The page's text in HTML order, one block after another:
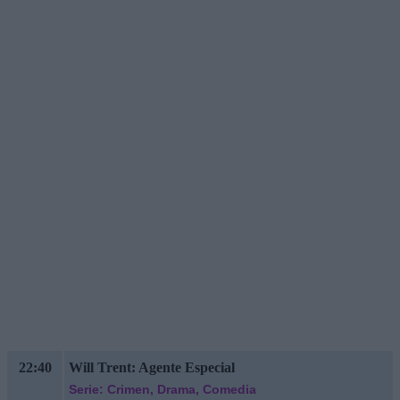
22:40 Will Trent: Agente Especial
Serie: Crimen, Drama, Comedia